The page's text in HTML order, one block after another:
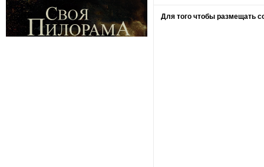
Для того чтобы размещать